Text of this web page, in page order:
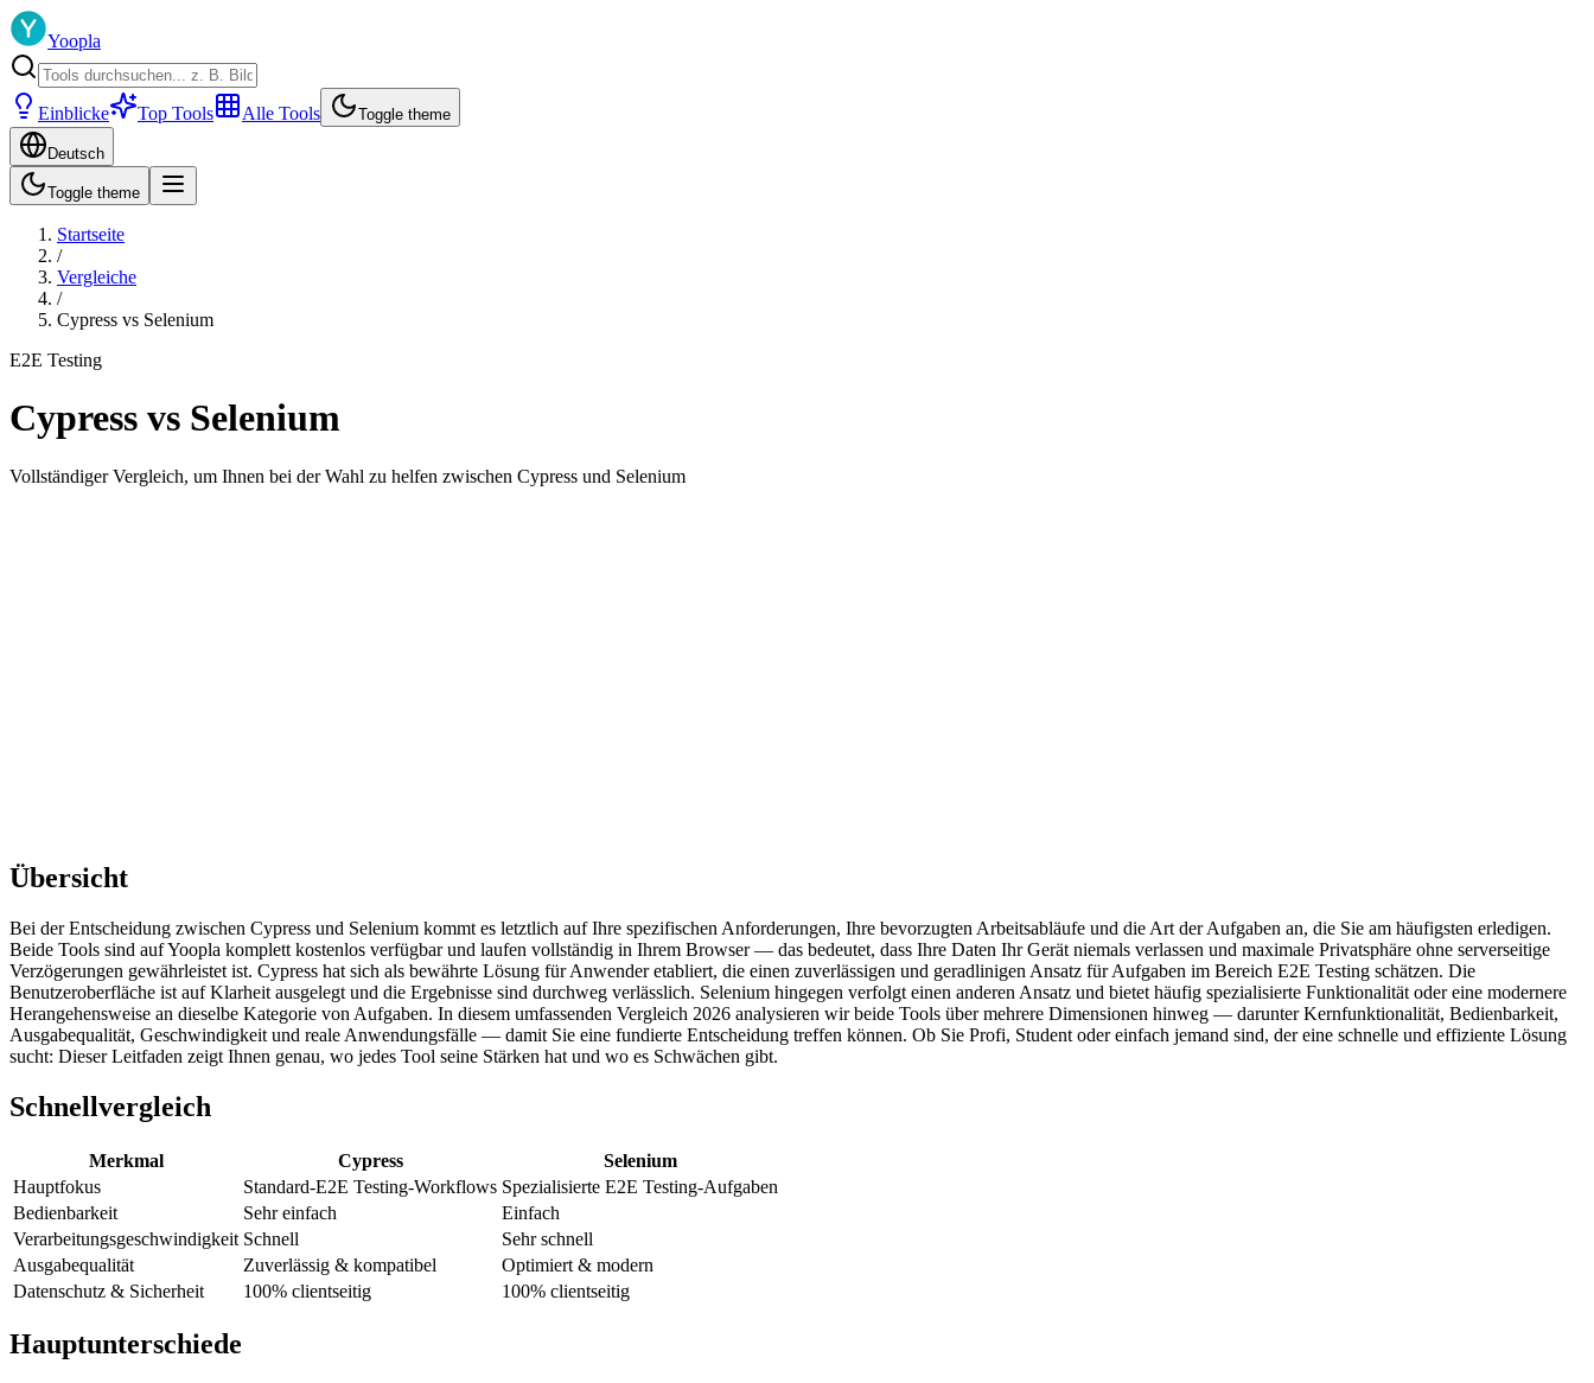
Yoopla
Einblicke Top Tools Alle Tools Toggle theme
Deutsch
Toggle theme
Startseite
/
Vergleiche
/
Cypress vs Selenium
E2E Testing
Cypress vs Selenium
Vollständiger Vergleich, um Ihnen bei der Wahl zu helfen zwischen Cypress und Selenium
Übersicht
Bei der Entscheidung zwischen Cypress und Selenium kommt es letztlich auf Ihre spezifischen Anforderungen, Ihre bevorzugten Arbeitsabläufe und die Art der Aufgaben an, die Sie am häufigsten erledigen.
Beide Tools sind auf Yoopla komplett kostenlos verfügbar und laufen vollständig in Ihrem Browser — das bedeutet, dass Ihre Daten Ihr Gerät niemals verlassen und maximale Privatsphäre ohne serverseitige
Verzögerungen gewährleistet ist. Cypress hat sich als bewährte Lösung für Anwender etabliert, die einen zuverlässigen und geradlinigen Ansatz für Aufgaben im Bereich E2E Testing schätzen. Die
Benutzeroberfläche ist auf Klarheit ausgelegt und die Ergebnisse sind durchweg verlässlich. Selenium hingegen verfolgt einen anderen Ansatz und bietet häufig spezialisierte Funktionalität oder eine modernere
Herangehensweise an dieselbe Kategorie von Aufgaben. In diesem umfassenden Vergleich 2026 analysieren wir beide Tools über mehrere Dimensionen hinweg — darunter Kernfunktionalität, Bedienbarkeit,
Ausgabequalität, Geschwindigkeit und reale Anwendungsfälle — damit Sie eine fundierte Entscheidung treffen können. Ob Sie Profi, Student oder einfach jemand sind, der eine schnelle und effiziente Lösung
sucht: Dieser Leitfaden zeigt Ihnen genau, wo jedes Tool seine Stärken hat und wo es Schwächen gibt.
Schnellvergleich
Merkmal Cypress
Selenium
Hauptfokus
Standard-E2E Testing-Workflows Spezialisierte E2E Testing-Aufgaben
Bedienbarkeit
Sehr einfach
Einfach
Verarbeitungsgeschwindigkeit Schnell
Sehr schnell
Ausgabequalität
Zuverlässig & kompatibel
Optimiert & modern
Datenschutz & Sicherheit
100% clientseitig 100% clientseitig
Hauptunterschiede